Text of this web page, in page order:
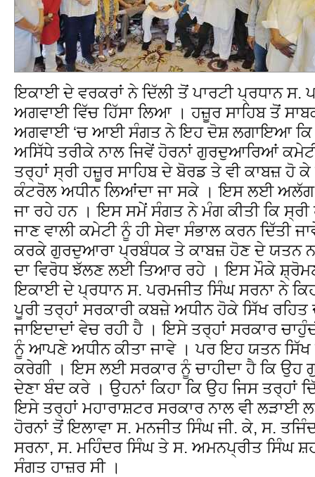
ਇਕਾਈ ਦੇ ਵਰਕਰਾਂ ਨੇ ਦਿੱਲੀ ਤੋਂ ਪਾਰਟੀ ਪ੍ਰਧਾਨ ਸ.
ਅਗਵਾਈ ਵਿੱਚ ਹਿੱਸਾ ਲਿਆ । ਹਜ਼ੂਰ ਸਾਹਿਬ ਤੋਂ
ਅਗਵਾਈ ‘ਚ ਆਈ ਸੰਗਤ ਨੇ ਇਹ ਦੋਸ਼ ਲਗਾਇਆ ਕਿ
ਅਸਿੱਧੇ ਤਰੀਕੇ ਨਾਲ ਜਿਵੇਂ ਹੋਰਨਾਂ ਗੁਰਦੁਆਰਿਆਂ
ਤਰ੍ਹਾਂ ਸ੍ਰੀ ਹਜ਼ੂਰ ਸਾਹਿਬ ਦੇ ਬੋਰਡ ਤੇ ਵੀ ਕਾਬਜ਼ ਹੋ
ਕੰਟਰੋਲ ਅਧੀਨ ਲਿਆਂਦਾ ਜਾ ਸਕੇ । ਇਸ ਲਈ
ਜਾ ਰਹੇ ਹਨ । ਇਸ ਸਮੇਂ ਸੰਗਤ ਨੇ ਮੰਗ ਕੀਤੀ ਕਿ ਸ੍ਰੀ
ਜਾਣ ਵਾਲੀ ਕਮੇਟੀ ਨੂੰ ਹੀ ਸੇਵਾ ਸੰਭਾਲ ਕਰਨ ਦਿੱਤੀ
ਕਰਕੇ ਗੁਰਦੁਆਰਾ ਪ੍ਰਬੰਧਕ ਤੇ ਕਾਬਜ਼ ਹੋਣ ਦੇ ਯਤਨ
ਦਾ ਵਿਰੋਧ ਝੱਲਣ ਲਈ ਤਿਆਰ ਰਹੇ । ਇਸ ਮੌਕੇ
ਇਕਾਈ ਦੇ ਪ੍ਰਧਾਨ ਸ. ਪਰਮਜੀਤ ਸਿੰਘ ਸਰਨਾ ਨੇ
ਪੂਰੀ ਤਰ੍ਹਾਂ ਸਰਕਾਰੀ ਕਬਜ਼ੇ ਅਧੀਨ ਹੋਕੇ ਸਿੱਖ
ਜਾਇਦਾਦਾਂ ਵੇਚ ਰਹੀ ਹੈ । ਇਸੇ ਤਰ੍ਹਾਂ ਸਰਕਾਰ
ਨੂੰ ਆਪਣੇ ਅਧੀਨ ਕੀਤਾ ਜਾਵੇ । ਪਰ ਇਹ ਯਤਨ ਸਿੱਖ
ਕਰੇਗੀ । ਇਸ ਲਈ ਸਰਕਾਰ ਨੂੰ ਚਾਹੀਦਾ ਹੈ ਕਿ
ਦੇਣਾ ਬੰਦ ਕਰੇ । ਉਹਨਾਂ ਕਿਹਾ ਕਿ ਉਹ ਜਿਸ ਤਰ੍ਹਾਂ
ਇਸੇ ਤਰ੍ਹਾਂ ਮਹਾਰਾਸ਼ਟਰ ਸਰਕਾਰ ਨਾਲ ਵੀ
ਹੋਰਨਾਂ ਤੋਂ ਇਲਾਵਾ ਸ. ਮਨਜੀਤ ਸਿੰਘ ਜੀ. ਕੇ, ਸ.
ਸਰਨਾ, ਸ. ਮਹਿੰਦਰ ਸਿੰਘ ਤੇ ਸ. ਅਮਨਪ੍ਰੀਤ ਸਿੰਘ
ਸੰਗਤ ਹਾਜ਼ਰ ਸੀ ।